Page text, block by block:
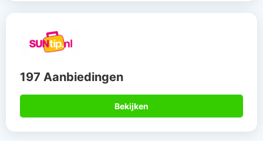
197 Aanbiedingen
Bekijken